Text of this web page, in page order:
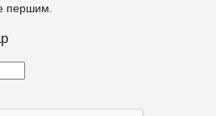
першим.